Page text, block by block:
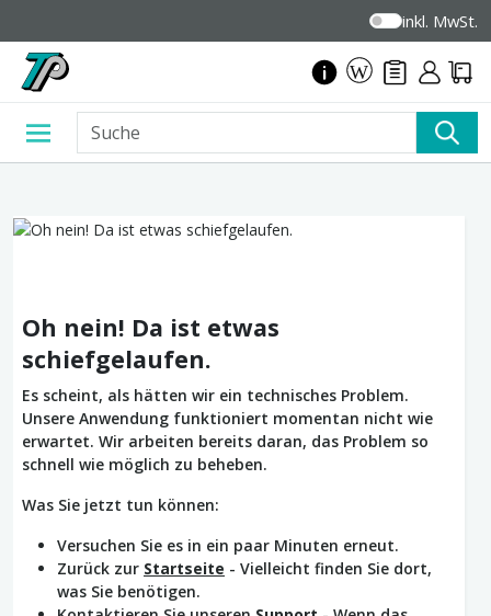
inkl. MwSt.
Oh nein! Da ist etwas
schiefgelaufen.
Es scheint, als hätten wir ein technisches Problem.
Unsere Anwendung funktioniert momentan nicht wie
erwartet. Wir arbeiten bereits daran, das Problem so
schnell wie möglich zu beheben.
Was Sie jetzt tun können:
Versuchen Sie es in ein paar Minuten erneut.
Zurück zur Startseite - Vielleicht finden Sie dort,
was Sie benötigen.